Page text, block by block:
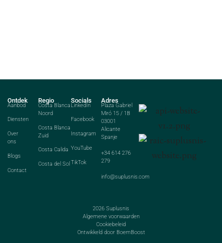
Ontdek
Aanbod
Diensten
Over
ons
Blogs
Contact
Regio
Costa Blanca
Noord
Costa Blanca
Zuid
Costa Calida
Costa del Sol
Socials
LinkedIn
Facebook
Instagram
YouTube
TikTok
Adres
Plaza Gabriel
Miró 15 / 1B
03001
Alicante
Spanje
+34 614 276
279
info@suplusnis.com
2026 Suplusnis
Algemene voorwaarden
Cookiebeleid
Ontwikkeld door BoemBoost